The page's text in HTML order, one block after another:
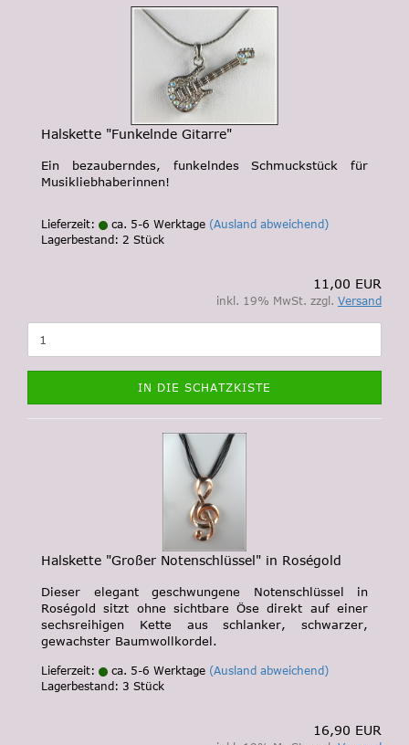
Halskette "Funkelnde Gitarre"
Ein bezauberndes, funkelndes Schmuckstück für
Musikliebhaberinnen!
Lieferzeit: ca. 5-6 Werktage (Ausland abweichend)
Lagerbestand: 2 Stück
11,00 EUR
inkl. 19% MwSt. zzgl. Versand
IN DIE SCHATZKISTE
Halskette "Großer Notenschlüssel" in Roségold
Dieser elegant geschwungene Notenschlüssel in
Roségold sitzt ohne sichtbare Öse direkt auf einer
sechsreihigen Kette aus schlanker, schwarzer,
gewachster Baumwollkordel.
Lieferzeit: ca. 5-6 Werktage (Ausland abweichend)
Lagerbestand: 3 Stück
16,90 EUR